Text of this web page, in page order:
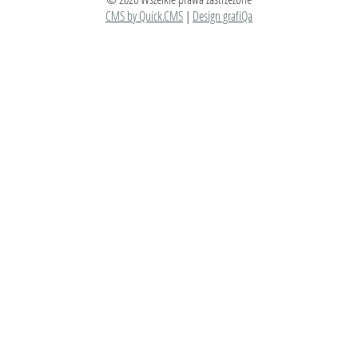
CMS by Quick.CMS | Design grafiQa